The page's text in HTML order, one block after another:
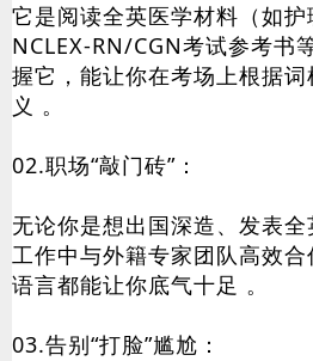
它是阅读全英医学材料（如护
NCLEX-RN/CGN考试参考书
握它，能让你在考场上根据词
义 。
02.职场“敲门砖”：
无论你是想出国深造、发表
工作中与外籍专家团队高效
语言都能让你底气十足 。
03.告别“打脸”尴尬：